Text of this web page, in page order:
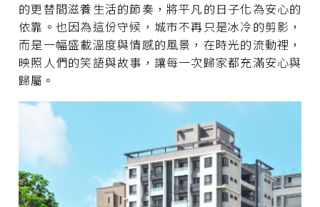
的更替間滋養生活的節奏，將平凡的日子化為安心的
依靠。也因為這份守候，城市不再只是冰冷的剪影，
而是一幅盛載溫度與情感的風景，在時光的流動裡，
映照人們的笑語與故事，讓每一次歸家都充滿安心與
歸屬。